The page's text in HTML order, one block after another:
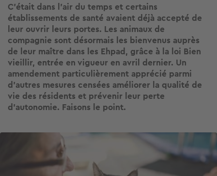
C’était dans l’air du temps et certains
établissements de santé avaient déjà accepté de
leur ouvrir leurs portes. Les animaux de
compagnie sont désormais les bienvenus auprès
de leur maître dans les Ehpad, grâce à la loi Bien
vieillir, entrée en vigueur en avril dernier. Un
amendement particulièrement apprécié parmi
d’autres mesures censées améliorer la qualité de
vie des résidents et prévenir leur perte
d’autonomie. Faisons le point.
Image